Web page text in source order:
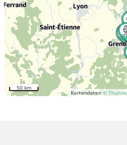
Kartendaten ©
50 km